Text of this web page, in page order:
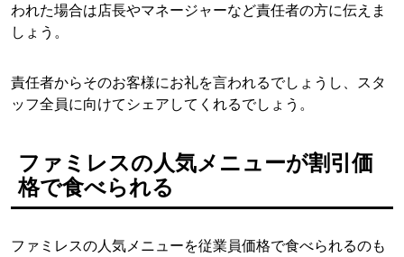
われた場合は店長やマネージャーなど責任者の方に伝えま
しょう。
責任者からそのお客様にお礼を言われるでしょうし、スタ
ッフ全員に向けてシェアしてくれるでしょう。
ファミレスの人気メニューが割引価
格で食べられる
ファミレスの人気メニューを従業員価格で食べられるのも